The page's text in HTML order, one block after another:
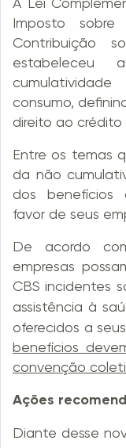
Imposto
Contribuição
consumo,
direito ao crédito
Entre os temas
da não
dos benefícios
favor de seus
De acordo
empresas
CBS incidentes
assistência à
oferecidos a
benefícios
convenção
Ações
Diante desse